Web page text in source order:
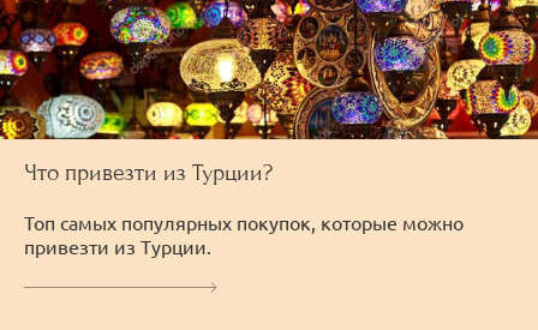
Что привезти из Турции?
Топ самых популярных покупок, которые можно
привезти из Турции.